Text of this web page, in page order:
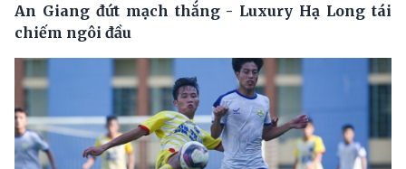
An Giang đứt mạch thắng - Luxury Hạ Long tái
chiếm ngôi đầu